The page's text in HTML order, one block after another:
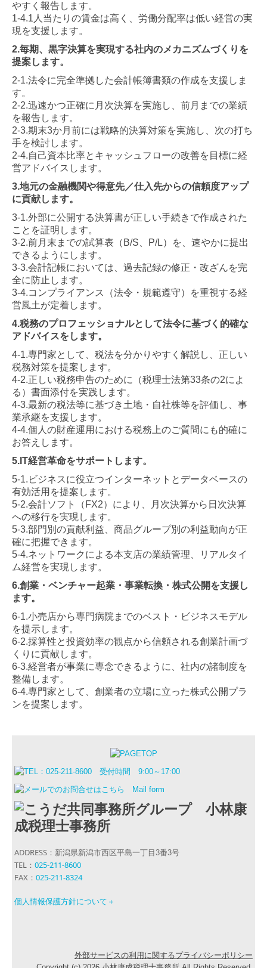
やすく報告します。
1-4.1人当たりの賃金は高く、労働分配率は低い経営の実
現を支援します。
2.毎期、黒字決算を実現する社内のメカニズムづくりを
提案します。
2-1.法令に完全準拠した会計帳簿書類の作成を支援しま
す。
2-2.迅速かつ正確に月次決算を実施し、前月までの業績
を報告します。
2-3.期末3か月前には戦略的決算対策を実施し、次の打ち
手を検討します。
2-4.自己資本比率とキャッシュフローの改善を目標に経
営アドバイスします。
3.地元の金融機関や得意先／仕入先からの信頼度アップ
に貢献します。
3-1.外部に公開する決算書が正しい手続きで作成された
ことを証明します。
3-2.前月末までの試算表（B/S、P/L）を、速やかに提出
できるようにします。
3-3.会計記帳においては、過去記録の修正・改ざんを完
全に防止します。
3-4.コンプライアンス（法令・規範遵守）を重視する経
営風土が定着します。
4.税務のプロフェッショナルとして法令に基づく的確な
アドバイスをします。
4-1.専門家として、税法を分かりやすく解説し、正しい
税務対策を提案します。
4-2.正しい税務申告のために（税理士法第33条の2によ
る）書面添付を実践します。
4-3.最新の税法等に基づき土地・自社株等を評価し、事
業承継を支援します。
4-4.個人の財産運用における税務上のご質問にも的確に
お答えします。
5.IT経営革命をサポートします。
5-1.ビジネスに役立つインターネットとデータベースの
有効活用を提案します。
5-2.会計ソフト（FX2）により、月次決算から日次決算
への移行を実現します。
5-3.部門別の貢献利益、商品グループ別の利益動向が正
確に把握できます。
5-4.ネットワークによる本支店の業績管理、リアルタイ
ム経営を実現します。
6.創業・ベンチャー起業・事業転換・株式公開を支援し
ます。
6-1.小売店から専門病院までのベスト・ビジネスモデル
を提示します。
6-2.採算性と投資効率の観点から信頼される創業計画づ
くりに貢献します。
6-3.経営者が事業に専念できるように、社内の諸制度を
整備します。
6-4.専門家として、創業者の立場に立った株式公開プラ
ンを提案します。
ADDRESS： 新潟県新潟市西区平島一丁目3番3号
TEL：025-211-8600
FAX：025-211-8324
個人情報保護方針について＋
外部サービスの利用に関するプライバシーポリシー